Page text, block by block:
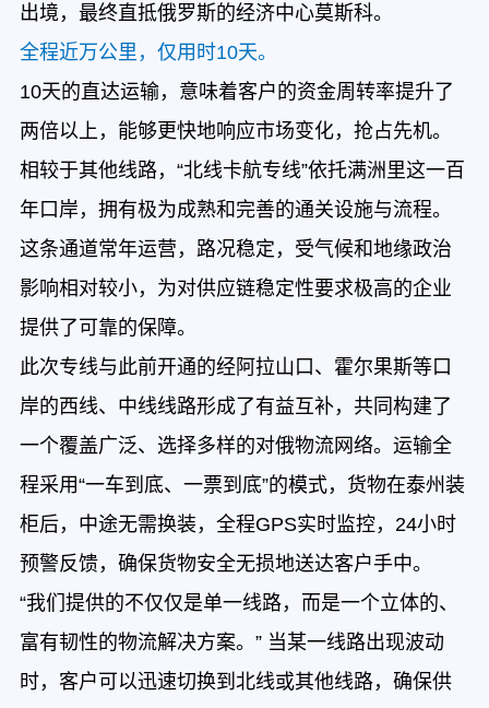
出境，最终直抵俄罗斯的经济中心莫斯科。
全程近万公里，仅用时10天。
10天的直达运输，意味着客户的资金周转率提升了
两倍以上，能够更快地响应市场变化，抢占先机。
相较于其他线路，“北线卡航专线”依托满洲里这一百
年口岸，拥有极为成熟和完善的通关设施与流程。
这条通道常年运营，路况稳定，受气候和地缘政治
影响相对较小，为对供应链稳定性要求极高的企业
提供了可靠的保障。
此次专线与此前开通的经阿拉山口、霍尔果斯等口
岸的西线、中线线路形成了有益互补，共同构建了
一个覆盖广泛、选择多样的对俄物流网络。运输全
程采用“一车到底、一票到底”的模式，货物在泰州装
柜后，中途无需换装，全程GPS实时监控，24小时
预警反馈，确保货物安全无损地送达客户手中。
“我们提供的不仅仅是单一线路，而是一个立体的、
富有韧性的物流解决方案。” 当某一线路出现波动
时，客户可以迅速切换到北线或其他线路，确保供